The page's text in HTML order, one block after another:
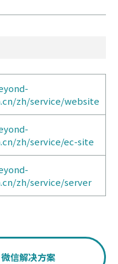
zh/service/website
zh/service/ec-site
zh/service/server
信解决方案